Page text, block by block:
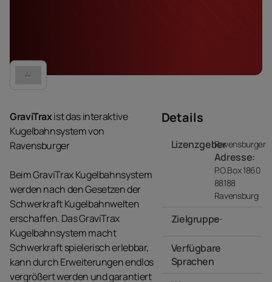
GraviTraxist das interaktive
Kugelbahnsystem von
Ravensburger
Beim GraviTrax Kugelbahnsystem
werden nach den Gesetzen der
Schwerkraft Kugelbahnwelten
erschaffen. Das GraviTrax
Kugelbahnsystem macht
Schwerkraft spielerisch erlebbar,
kann durch Erweiterungen endlos
vergrößert werden und garantiert
Details
LizenzgeberRavensburger
Adresse:
P.O.Box 1860
88188
Ravensburg
Zielgruppe- -
Verfügbare
Sprachen